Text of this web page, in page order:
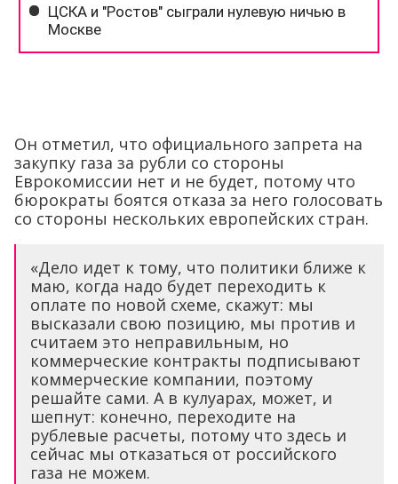
Он отметил, что официального запрета на
закупку газа за рубли со стороны
Еврокомиссии нет и не будет, потому что
бюрократы боятся отказа за него голосовать
со стороны нескольких европейских стран.
«Дело идет к тому, что политики ближе к
маю, когда надо будет переходить к
оплате по новой схеме, скажут: мы
высказали свою позицию, мы против и
считаем это неправильным, но
коммерческие контракты подписывают
коммерческие компании, поэтому
решайте сами. А в кулуарах, может, и
шепнут: конечно, переходите на
рублевые расчеты, потому что здесь и
сейчас мы отказаться от российского
газа не можем.